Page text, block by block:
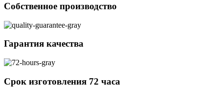
Собственное производство
Гарантия качества
Срок изготовления 72 часа